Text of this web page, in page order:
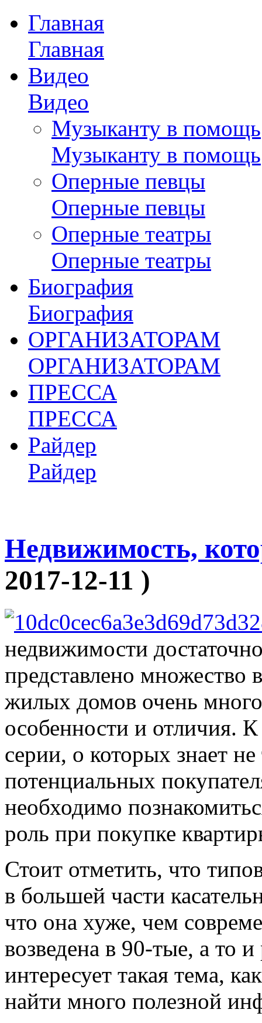
Главная
Главная
Видео
Видео
Музыканту в помощь
Музыканту в помощь
Оперные певцы
Оперные певцы
Оперные театры
Оперные театры
Биография
Биография
ОРГАНИЗАТОРАМ
ОРГАНИЗАТОРАМ
ПРЕССА
ПРЕССА
Райдер
Райдер
Недвижимость,
2017-12-11 )
недвижимости
представлено множество
жилых домов очень
особенности и отличия.
серии, о которых знает
потенциальных
необходимо
роль при покупке
Стоит отметить, что
в большей части
что она хуже, чем
возведена в 90-тые, а то
интересует такая тема,
найти много полезной